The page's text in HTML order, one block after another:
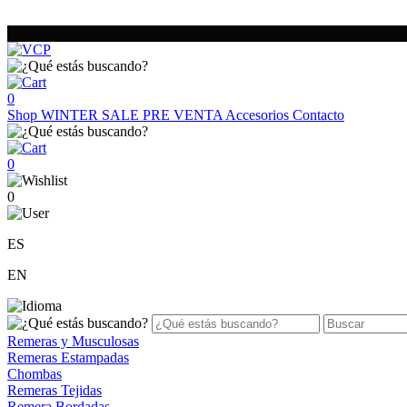
0
Shop WINTER SALE PRE VENTA Accesorios Contacto
0
0
ES
EN
Remeras y Musculosas
Remeras Estampadas
Chombas
Remeras Tejidas